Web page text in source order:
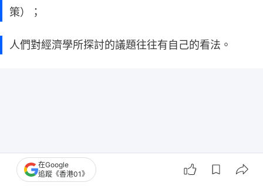
策）；
人們對經濟學所探討的議題往往有自己的看法。
在Google
追蹤《香港01》